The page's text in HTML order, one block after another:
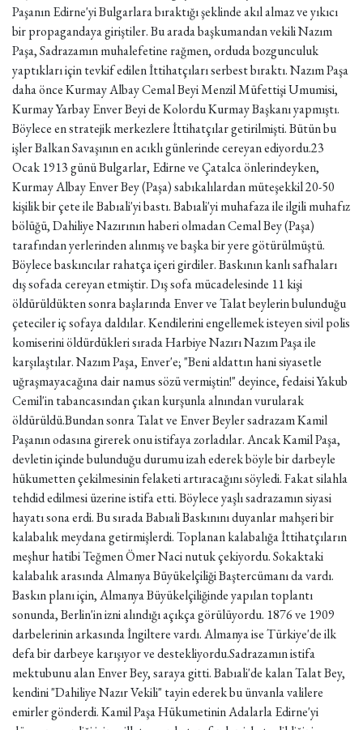
Paşanın Edirne'yi Bulgarlara bıraktığı şeklinde akıl almaz ve yıkıcı
bir propagandaya giriştiler. Bu arada başkumandan vekili Nazım
Paşa, Sadrazamın muhalefetine rağmen, orduda bozgunculuk
yaptıkları için tevkif edilen İttihatçıları serbest bıraktı. Nazım Paşa
daha önce Kurmay Albay Cemal Beyi Menzil Müfettişi Umumisi,
Kurmay Yarbay Enver Beyi de Kolordu Kurmay Başkanı yapmıştı.
Böylece en stratejik merkezlere İttihatçılar getirilmişti. Bütün bu
işler Balkan Savaşının en acıklı günlerinde cereyan ediyordu.23
Ocak 1913 günü Bulgarlar, Edirne ve Çatalca önlerindeyken,
Kurmay Albay Enver Bey (Paşa) sabıkalılardan müteşekkil 20-50
kişilik bir çete ile Babıali'yi bastı. Babıali'yi muhafaza ile ilgili muhafız
bölüğü, Dahiliye Nazırının haberi olmadan Cemal Bey (Paşa)
tarafından yerlerinden alınmış ve başka bir yere götürülmüştü.
Böylece baskıncılar rahatça içeri girdiler. Baskının kanlı safhaları
dış sofada cereyan etmiştir. Dış sofa mücadelesinde 11 kişi
öldürüldükten sonra başlarında Enver ve Talat beylerin bulunduğu
çeteciler iç sofaya daldılar. Kendilerini engellemek isteyen sivil polis
komiserini öldürdükleri sırada Harbiye Nazırı Nazım Paşa ile
karşılaştılar. Nazım Paşa, Enver'e; "Beni aldattın hani siyasetle
uğraşmayacağına dair namus sözü vermiştin!" deyince, fedaisi Yakub
Cemil'in tabancasından çıkan kurşunla alnından vurularak
öldürüldü.Bundan sonra Talat ve Enver Beyler sadrazam Kamil
Paşanın odasına girerek onu istifaya zorladılar. Ancak Kamil Paşa,
devletin içinde bulunduğu durumu izah ederek böyle bir darbeyle
hükumetten çekilmesinin felaketi artıracağını söyledi. Fakat silahla
tehdid edilmesi üzerine istifa etti. Böylece yaşlı sadrazamın siyasi
hayatı sona erdi. Bu sırada Babıali Baskınını duyanlar mahşeri bir
kalabalık meydana getirmişlerdi. Toplanan kalabalığa İttihatçıların
meşhur hatibi Teğmen Ömer Naci nutuk çekiyordu. Sokaktaki
kalabalık arasında Almanya Büyükelçiliği Baştercümanı da vardı.
Baskın planı için, Almanya Büyükelçiliğinde yapılan toplantı
sonunda, Berlin'in izni alındığı açıkça görülüyordu. 1876 ve 1909
darbelerinin arkasında İngiltere vardı. Almanya ise Türkiye'de ilk
defa bir darbeye karışıyor ve destekliyordu.Sadrazamın istifa
mektubunu alan Enver Bey, saraya gitti. Babıali'de kalan Talat Bey,
kendini "Dahiliye Nazır Vekili" tayin ederek bu ünvanla valilere
emirler gönderdi. Kamil Paşa Hükumetinin Adalarla Edirne'yi